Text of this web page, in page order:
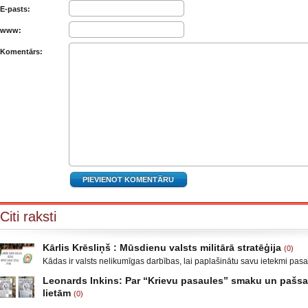
E-pasts:
www:
Komentārs:
Citi raksti
Kārlis Krēsliņš : Mūsdienu valsts militārā stratēģija (0)
Kādas ir valsts nelikumīgas darbības, lai paplašinātu savu ietekmi
Krievijas un ar to aizstāvēšanu pamatots iebrukums Gruzijā. Ukrainā
un izveidot militāro konfliktu Doņeckas un Luganskas novados. Vai tas
Leonards Inkins: Par “Krievu pasaules” smaku un
lietām (0)